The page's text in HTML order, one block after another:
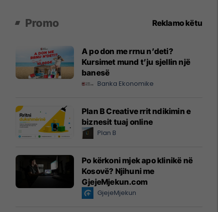
Promo Reklamo këtu
A po don me rrnu n’deti?
Kursimet mund t’ju sjellin një
banesë
Banka Ekonomike
Plan B Creative rrit ndikimin e
biznesit tuaj online
Plan B
Po kërkoni mjek apo klinikë në
Kosovë? Njihuni me
GjejeMjekun.com
GjejeMjekun